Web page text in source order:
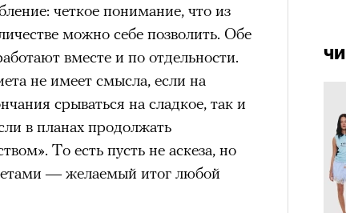
четкое понимание, что из
можно себе позволить. Обе
вместе и по отдельности.
не имеет смысла, если на
срываться на сладкое, так и
в планах продолжать
То есть пусть не аскеза, но
— желаемый итог любой
вызываютмощный выброс
запоминает восхождение как один
способом выйти из
ипочувствовать контроль над собой.
в горах создает между
связи и чувство доверия
«гена высоты», но